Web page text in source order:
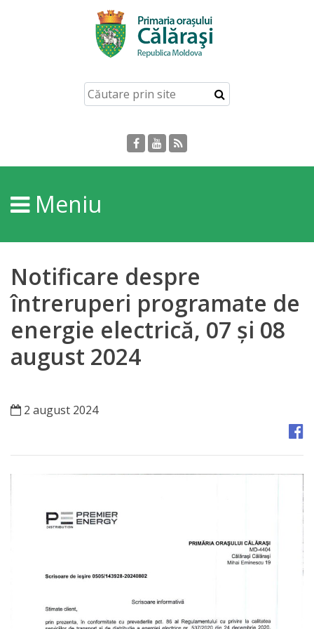
Despre
Orașului
Personalități
Regulamente
Orașe
înfrățite
Registrul
Actelor
Primăria
Aparatul
Meniu
Notificare despre
întreruperi programate de
energie electrică, 07 și 08
august 2024
2 august 2024